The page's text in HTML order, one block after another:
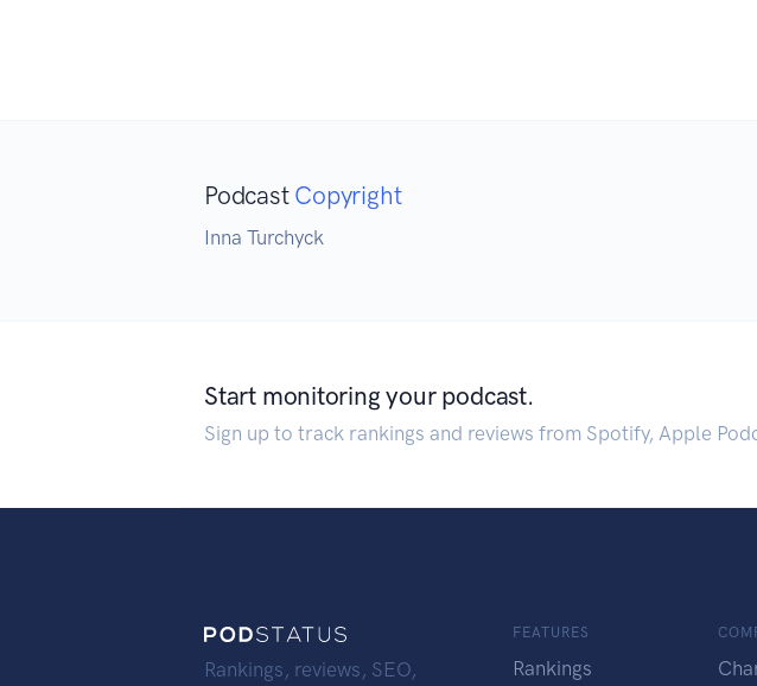
Podcast Copyright
Inna Turchyck
Start monitoring your podcast.
Sign up to track rankings and reviews from Spotify, Apple
Rankings, reviews, SEO,
FEATURES
Rankings